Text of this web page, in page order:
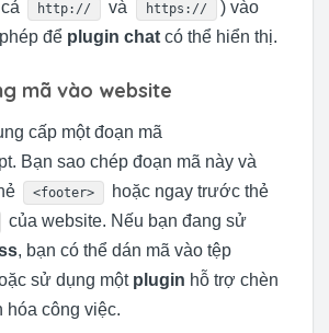
http:// và https://
) vào
để plugin chat có thể hiển thị.
mã vào website
cấp một đoạn mã
Bạn sao chép đoạn mã này và
<footer>
hoặc ngay trước thẻ
của website. Nếu bạn đang sử
, bạn có thể dán mã vào tệp
sử dụng một plugin hỗ trợ chèn
hóa công việc.